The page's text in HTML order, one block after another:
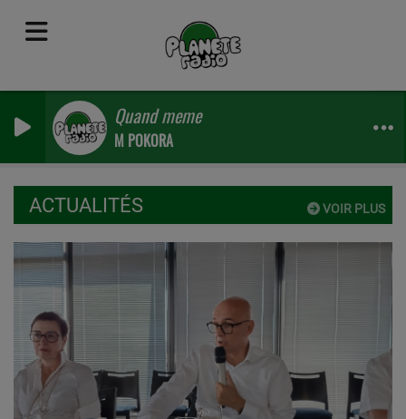
Quand meme
M POKORA
VOIR PLUS
ACTUALITÉS